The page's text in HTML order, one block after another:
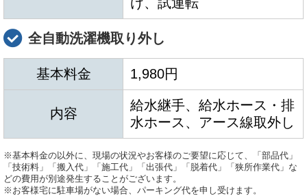
全自動洗濯機取り外し
基本料金 1,980円
内容
給水継手、給水ホース・排
水ホース、アース線取外し
※基本料金の以外に、現場の状況やお客様のご要望に応じて、「部品代」
「技術料」「搬入代」「施工代」「出張代」「脱着代」「狭所作業代」な
どの費用が別途発生することがございます。
※お客様宅に駐車場がない場合、パーキング代を申し受けます。